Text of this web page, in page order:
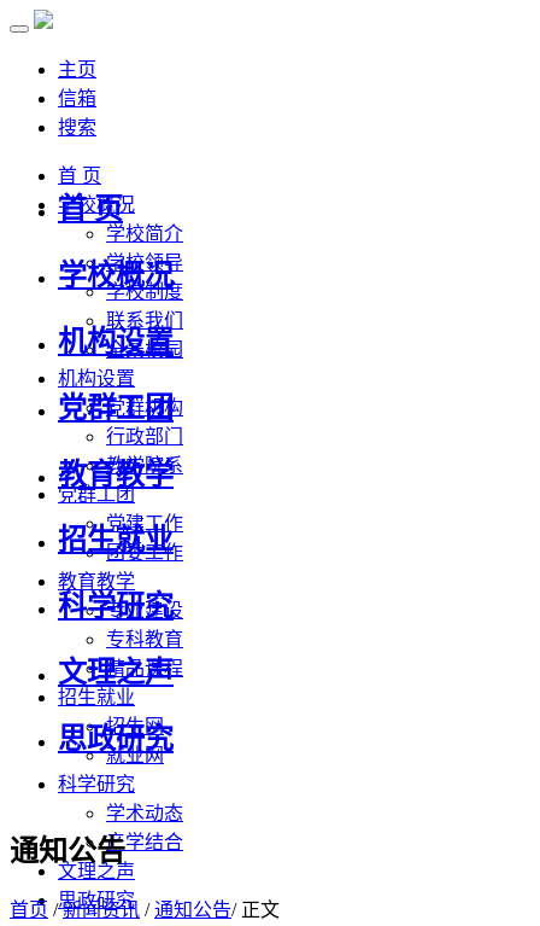
主页
信箱
搜索
首 页
学校概况
学校简介
学校领导
学校制度
联系我们
全景校园
机构设置
党群机构
行政部门
教学院系
党群工团
党建工作
团委工作
教育教学
专业建设
专科教育
精品课程
招生就业
招生网
就业网
科学研究
学术动态
产学结合
文理之声
思政研究
首 页
学校概况
机构设置
党群工团
教育教学
招生就业
科学研究
文理之声
思政研究
通知公告
首页 /新闻资讯 /通知公告/ 正文